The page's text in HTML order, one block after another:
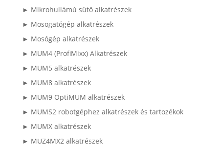
► Mikrohullámú sütő alkatrészek
► Mosogatógép alkatrészek
► Mosógép alkatrészek
► MUM4 (ProfiMixx) Alkatrészek
► MUM5 alkatrészek
► MUM8 alkatrészek
► MUM9 OptiMUM alkatrészek
► MUMS2 robotgéphez alkatrészek és tartozékok
► MUMX alkatrészek
► MUZ4MX2 alkatrészek